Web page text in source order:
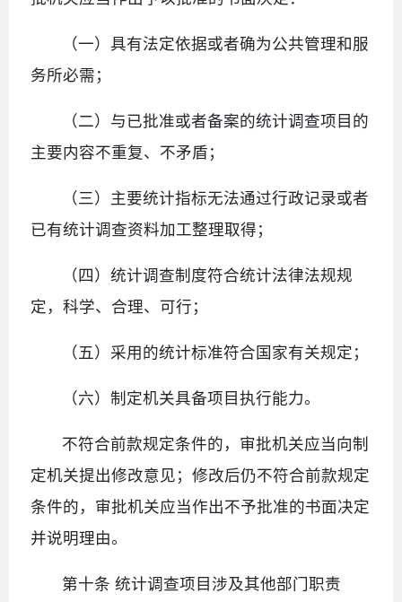
（一）具有法定依据或者确为公共管理和服
务所必需；
（二）与已批准或者备案的统计调查项目的
主要内容不重复、不矛盾；
（三）主要统计指标无法通过行政记录或者
已有统计调查资料加工整理取得；
（四）统计调查制度符合统计法律法规规
定，科学、合理、可行；
（五）采用的统计标准符合国家有关规定；
（六）制定机关具备项目执行能力。
不符合前款规定条件的，审批机关应当向制
定机关提出修改意见；修改后仍不符合前款规定
条件的，审批机关应当作出不予批准的书面决定
并说明理由。
第十条 统计调查项目涉及其他部门职责